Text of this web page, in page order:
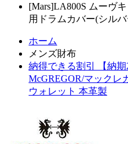
[Mars]LA800S ムーヴ
用ドラムカバー(シルバ
ホーム
メンズ財布
納得できる割引 【納
McGREGOR/マックレ
ウォレット 本革製